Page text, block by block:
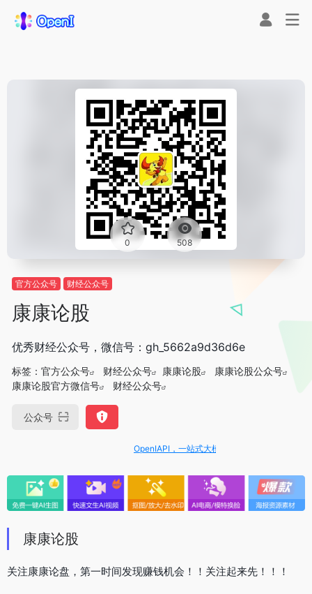
0 508
官方公众号 财经公众号
康康论股
优秀财经公众号，微信号：gh_5662a9d36d6e
标签： 官方公众号 财经公众号 康康论股
康康论股公众号
康康论股官方微信号
财经公众号
公众号
OpenIAPI，一站式大模型API聚合平台
康康论股
关注康康论盘，第一时间发现赚钱机会！！关注起来先！！！